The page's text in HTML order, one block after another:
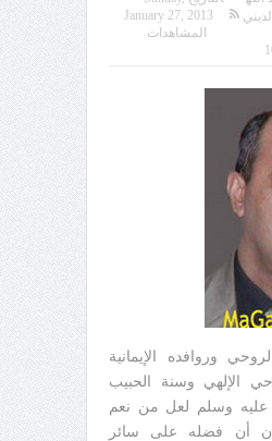
January 27, 2013
المشاهدات
وروافده الإيمانية
الإلهي وسنة الحبيب
وسلم لعل من نعم
أن فضله على سائر